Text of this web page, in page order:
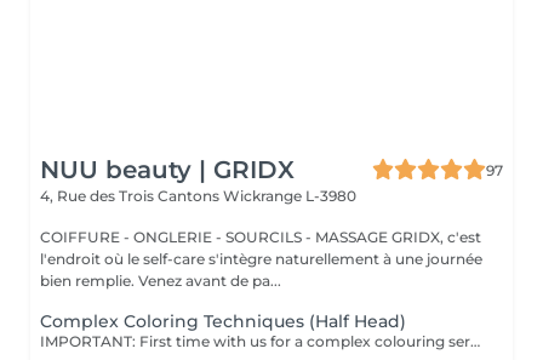
NUU beauty | GRIDX
97
4, Rue des Trois Cantons Wickrange L-3980
COIFFURE - ONGLERIE - SOURCILS - MASSAGE GRIDX, c'est
l'endroit où le self-care s'intègre naturellement à une journée
bien remplie. Venez avant de pa...
Complex Coloring Techniques (Half Head)
IMPORTANT: First time with us for a complex colouring service? We kindly recommend booking a consultation first, so we can assess your hair condition, discuss your colour goals, and create the best plan for your desired result. Complex Colouring Techniques These are advanced methods like Air Touch, Balayage, Highlights, Mesh, and Shatush that create multi-dimensional, natural-looking colour with soft transitions. Perfect if you want low-maintenance highlights that blend seamlessly and grow out gracefully without harsh lines. Your stylist will recommend the best one during the consultation based on your hair and desired result. All our colouring services use La Biosthétique products. La Biosthétique uses up to 90% of natural ingredients; it prioritises complete 360-degree care, with scalp health at the foundation of beautiful hair. We use Dyson Pro tools that protect your hair from excessive heat and deliver a sleek, polished finish. All brushes are sanitised with Sibel equipment, which effectively removes hair, product buildup, and impurities while reducing bacteria on the brush surface to maintain high hygiene standards for every client. For a more defined final look, a haircut can be added as an add-on. Simple, Moderate, Complex This grading reflects your hair's individual characteristics, such as texture, density, and length and is assessed by your hairdresser at the start of your visit. Not sure which to choose? We recommend booking Complex. The price will be adjusted after your consultation. Note: This is not related to the difficulty of service or timing.